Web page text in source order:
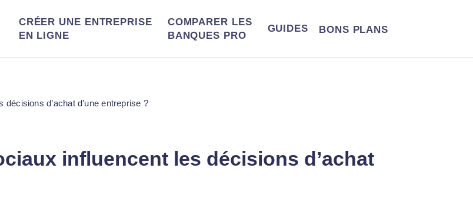
CRÉER UNE ENTREPRISE
EN LIGNE
COMPARER LES
BANQUES PRO
GUIDES BONS PLANS
influencent les décisions d’achat
d’achat d’une entreprise ?